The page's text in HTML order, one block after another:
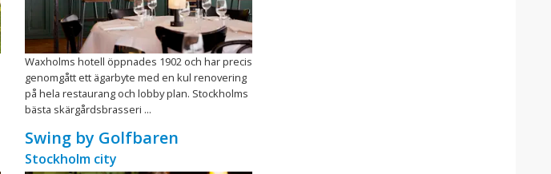
Waxholms hotell öppnades 1902 och har precis
genomgått ett ägarbyte med en kul renovering
på hela restaurang och lobby plan. Stockholms
bästa skärgårdsbrasseri ...
Swing by Golfbaren
Stockholm city